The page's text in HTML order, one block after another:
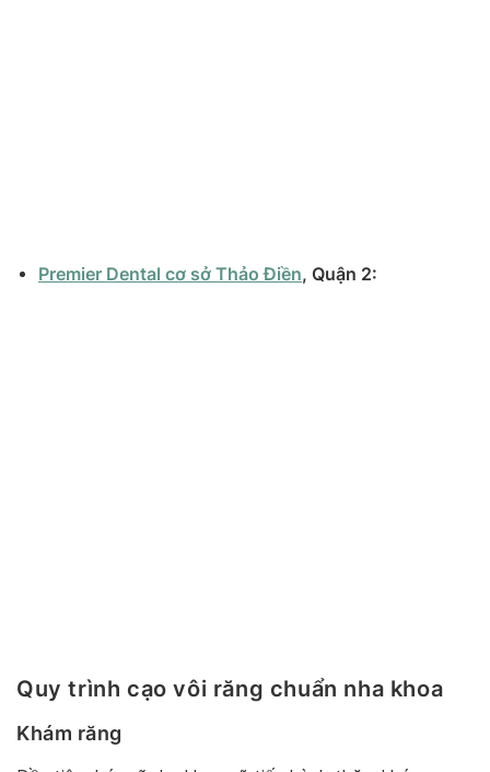
Premier Dental cơ sở Thảo Điền, Quận 2:
Quy trình cạo vôi răng chuẩn nha khoa
Khám răng